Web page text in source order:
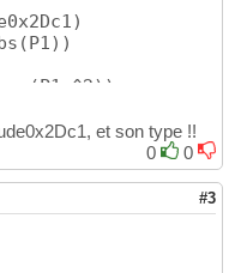
)
( P1) )
(P1.^2) )
(P1.^4
)
et son type !!
0
0
#3